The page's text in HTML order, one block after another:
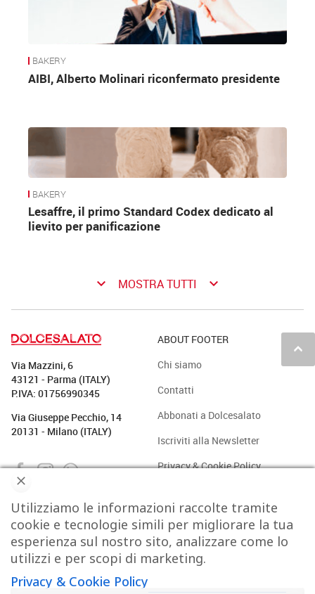
BAKERY
AIBI, Alberto Molinari riconfermato presidente
BAKERY
Lesaffre, il primo Standard Codex dedicato al
lievito per panificazione
keyboard_arrow_down MOSTRA TUTTI keyboard_arrow_down
keyboard_arrow_up
Via Mazzini, 6
43121 - Parma (ITALY)
P.IVA: 01756990345
Via Giuseppe Pecchio, 14
20131 - Milano (ITALY)
ABOUT FOOTER
Chi siamo
Contatti
Abbonati a Dolcesalato
Iscriviti alla Newsletter
Privacy & Cookie Policy
PASTICCERIA BAKERY GELATO CAFFÈ & CO.
CIOCCOLATO PROTAGONISTI STRUMENTI
VIDEO
Utilizziamo le informazioni raccolte tramite
cookie e tecnologie simili per migliorare la tua
esperienza sul nostro sito, analizzare come lo
utilizzi e per scopi di marketing.
Privacy & Cookie Policy